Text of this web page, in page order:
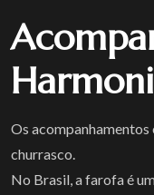
Os
churrasco.
No Brasil, a farofa é